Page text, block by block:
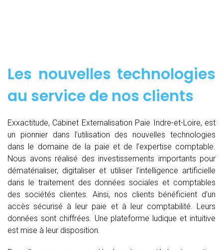
Les nouvelles technologies
au service de nos clients
Exxactitude, Cabinet Externalisation Paie Indre-et-Loire, est
un pionnier dans l’utilisation des nouvelles technologies
dans le domaine de la paie et de l’expertise comptable.
Nous avons réalisé des investissements importants pour
dématérialiser, digitaliser et utiliser l’intelligence artificielle
dans le traitement des données sociales et comptables
des sociétés clientes. Ainsi, nos clients bénéficient d’un
accès sécurisé à leur paie et à leur comptabilité. Leurs
données sont chiffrées. Une plateforme ludique et intuitive
est mise à leur disposition.